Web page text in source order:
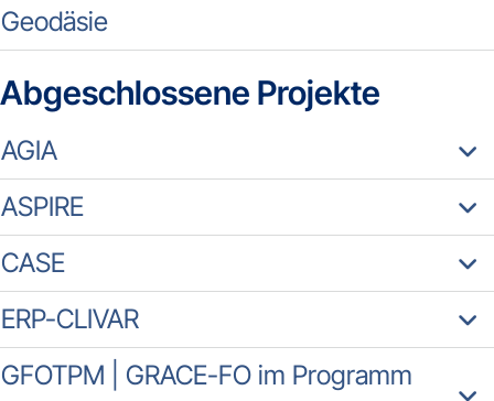
Geodäsie
Abgeschlossene Projekte
AGIA
ASPIRE
CASE
ERP-CLIVAR
GFOTPM | GRACE-FO im Programm